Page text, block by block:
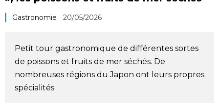
Culture
Gastronomie
Le japonais
Gastronomie 20/05/2026
Petit tour gastronomique de différentes sortes
de poissons et fruits de mer séchés. De
nombreuses régions du Japon ont leurs propres
spécialités.